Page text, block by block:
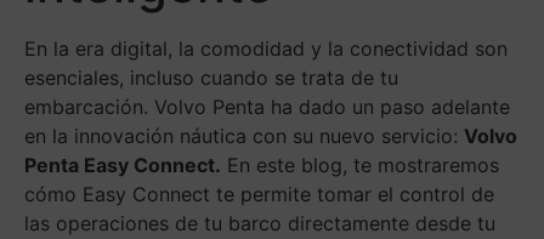
En la era digital, la comodidad y la conectividad son
esenciales, incluso cuando se trata de tu
embarcación. Volvo Penta ha dado un paso adelante
en la innovación náutica con su nuevo servicio: Volvo
Penta Easy Connect. En este blog, te mostraremos
cómo Easy Connect te permite tomar el control de
las operaciones de tu barco directamente desde tu